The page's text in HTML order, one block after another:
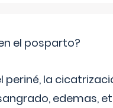
el posparto?
la
edemas,